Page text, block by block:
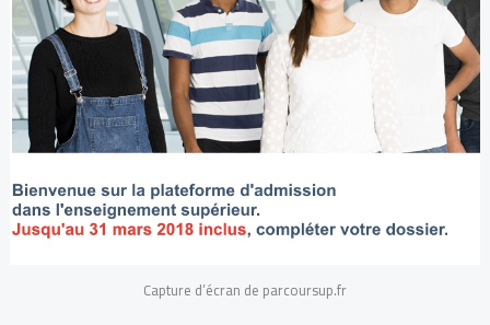
Capture d’écran de parcoursup.fr